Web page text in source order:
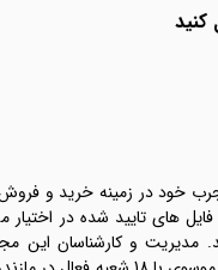
کنید
خود در زمینه خرید و
فایل های تایید شده در
مدیریت و کارشناسان این